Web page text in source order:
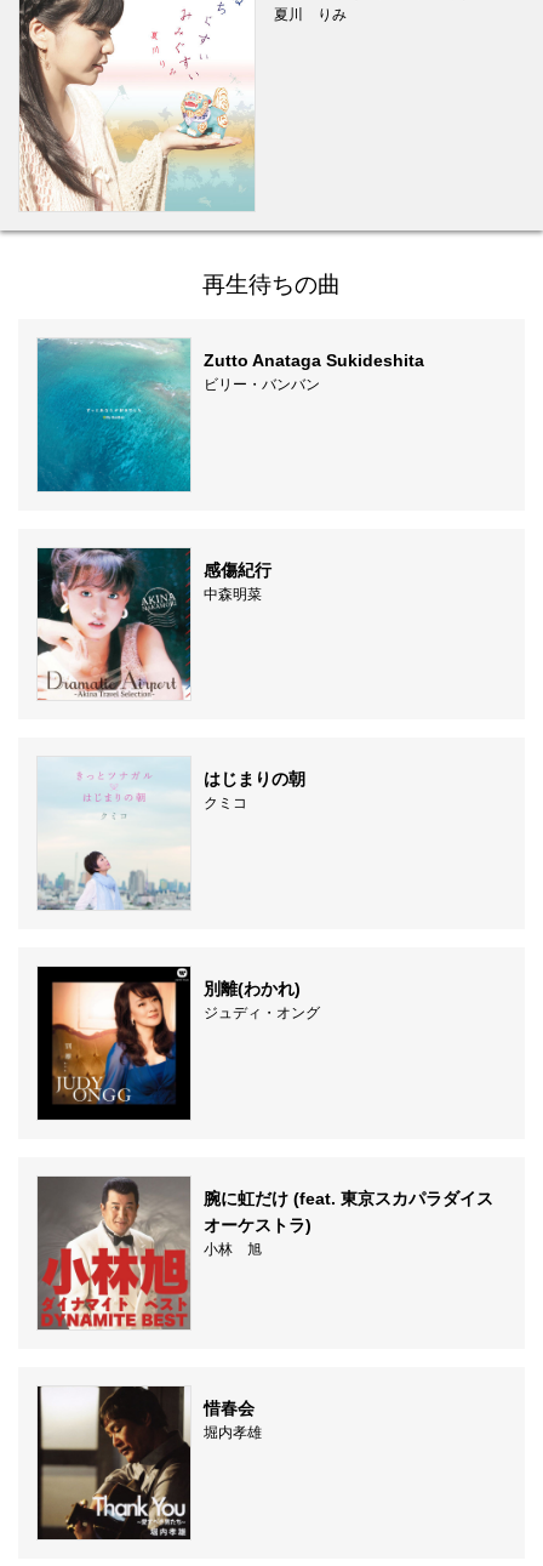
夏川 りみ
再生待ちの曲
Zutto Anataga Sukideshita
ビリー・バンバン
感傷紀行
中森明菜
はじまりの朝
クミコ
別離(わかれ)
ジュディ・オング
腕に虹だけ (feat. 東京スカパラダイス
オーケストラ)
小林 旭
惜春会
堀内孝雄